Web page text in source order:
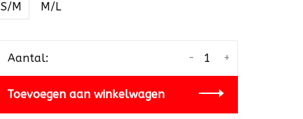
S/M M/L
Aantal: +
-
Toevoegen aan winkelwagen